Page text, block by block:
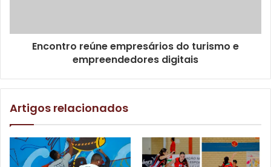
Encontro reúne empresários do turismo e
empreendedores digitais
Artigos relacionados